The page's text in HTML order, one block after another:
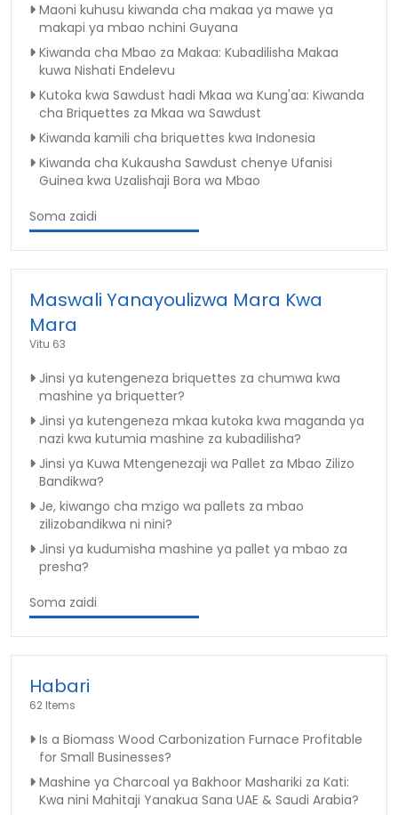
Maoni kuhusu kiwanda cha makaa ya mawe ya
makapi ya mbao nchini Guyana
Kiwanda cha Mbao za Makaa: Kubadilisha Makaa
kuwa Nishati Endelevu
Kutoka kwa Sawdust hadi Mkaa wa Kung'aa: Kiwanda
cha Briquettes za Mkaa wa Sawdust
Kiwanda kamili cha briquettes kwa Indonesia
Kiwanda cha Kukausha Sawdust chenye Ufanisi
Guinea kwa Uzalishaji Bora wa Mbao
Soma zaidi
Maswali Yanayoulizwa Mara Kwa
Mara
Vitu 63
Jinsi ya kutengeneza briquettes za chumwa kwa
mashine ya briquetter?
Jinsi ya kutengeneza mkaa kutoka kwa maganda ya
nazi kwa kutumia mashine za kubadilisha?
Jinsi ya Kuwa Mtengenezaji wa Pallet za Mbao Zilizo
Bandikwa?
Je, kiwango cha mzigo wa pallets za mbao
zilizobandikwa ni nini?
Jinsi ya kudumisha mashine ya pallet ya mbao za
presha?
Soma zaidi
Habari
62 Items
Is a Biomass Wood Carbonization Furnace Profitable
for Small Businesses?
Mashine ya Charcoal ya Bakhoor Mashariki za Kati:
Kwa nini Mahitaji Yanakua Sana UAE & Saudi Arabia?